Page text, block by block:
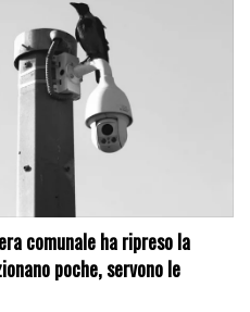
comunale ha ripreso la
poche, servono le